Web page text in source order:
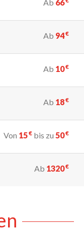
Ab 66
Ab 94€
Ab 10€
Ab 18€
Von 15€ bis zu 50€
Ab 1320€